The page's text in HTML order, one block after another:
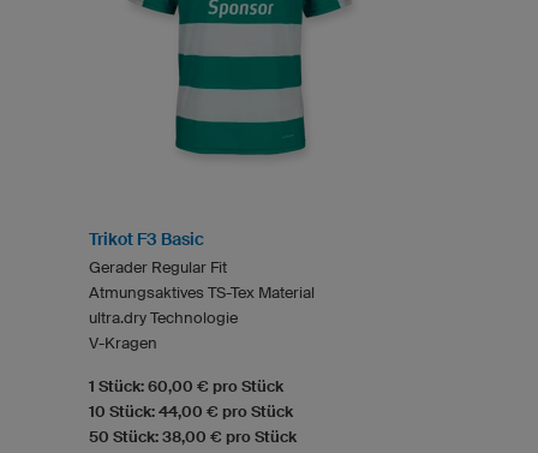
Trikot F3 Basic
Gerader Regular Fit
Atmungsaktives TS-Tex Material
ultra.dry Technologie
V-Kragen
1 Stück: 60,00 € pro Stück
10 Stück: 44,00 € pro Stück
50 Stück: 38,00 € pro Stück